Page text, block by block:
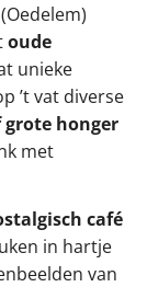
(Oedelem)
oude
unieke
’t vat diverse
grote honger
met
café
in hartje
van